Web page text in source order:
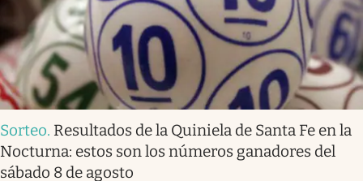
Sorteo. Resultados de la Quiniela de Santa Fe en la
Nocturna: estos son los números ganadores del
sábado 8 de agosto